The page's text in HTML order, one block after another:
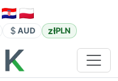
AUD złPLN